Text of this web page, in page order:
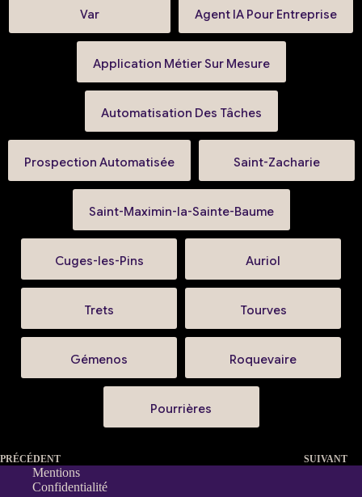
Var Agent IA Pour Entreprise
Application Métier Sur Mesure
Automatisation Des Tâches
Prospection Automatisée Saint-Zacharie
Saint-Maximin-la-Sainte-Baume
Cuges-les-Pins Auriol
Trets Tourves
Gémenos Roquevaire
Pourrières
PRÉCÉDENT SUIVANT
Mentions
Confidentialité